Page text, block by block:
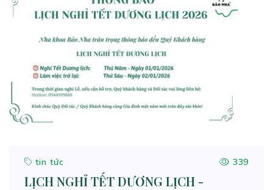
tin tức 339
LỊCH NGHỈ TẾT DƯƠNG LỊCH -